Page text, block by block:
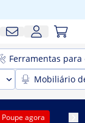
Ferramentas para
Mobiliário
Poupe agora